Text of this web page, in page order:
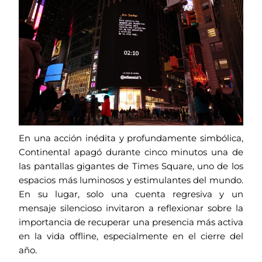
En una acción inédita y profundamente simbólica,
Continental apagó durante cinco minutos una de
las pantallas gigantes de Times Square, uno de los
espacios más luminosos y estimulantes del mundo.
En su lugar, solo una cuenta regresiva y un
mensaje silencioso invitaron a reflexionar sobre la
importancia de recuperar una presencia más activa
en la vida offline, especialmente en el cierre del
año.